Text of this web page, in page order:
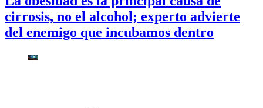
cirrosis, no el alcohol; experto advierte
del enemigo que incubamos dentro